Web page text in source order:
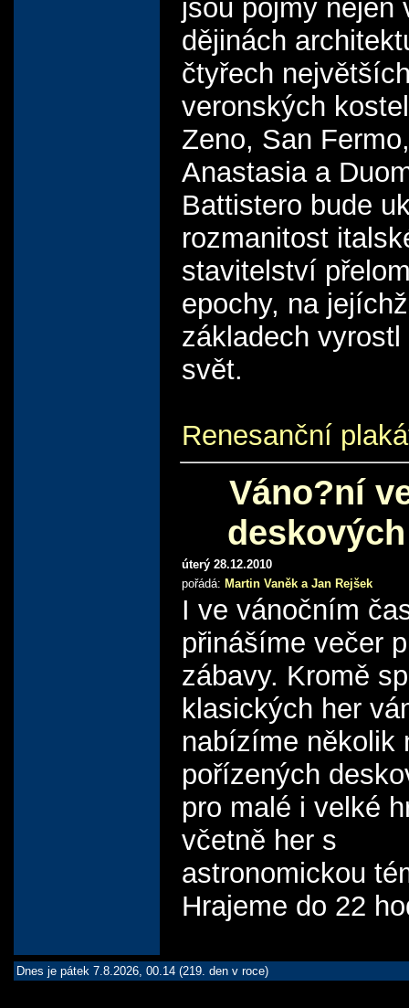
jsou pojmy nejen
dějinách
čtyřech
veronských
Zeno, San
Anastasia a
Battistero bude
rozmanitost
stavitelství
epochy, na jejíchž
základech
svět.
Renesanční
Váno?ní
úterý 28.12.2010
pořádá: Martin Vaněk a Jan Rejšek
I ve vánočním
přinášíme večer
zábavy. Kromě
klasických her
nabízíme několik
pořízených
pro malé i velké
včetně her s
astronomickou
Hrajeme do 22
Dnes je pátek 7.8.2026, 00.14 (219. den v roce)